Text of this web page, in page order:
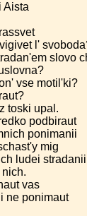
Aista
l'
slovo
vse motil'ki?
toski upal.
podbiraut
ponimanii
mig
ludei stradanii
vas
ne ponimaut